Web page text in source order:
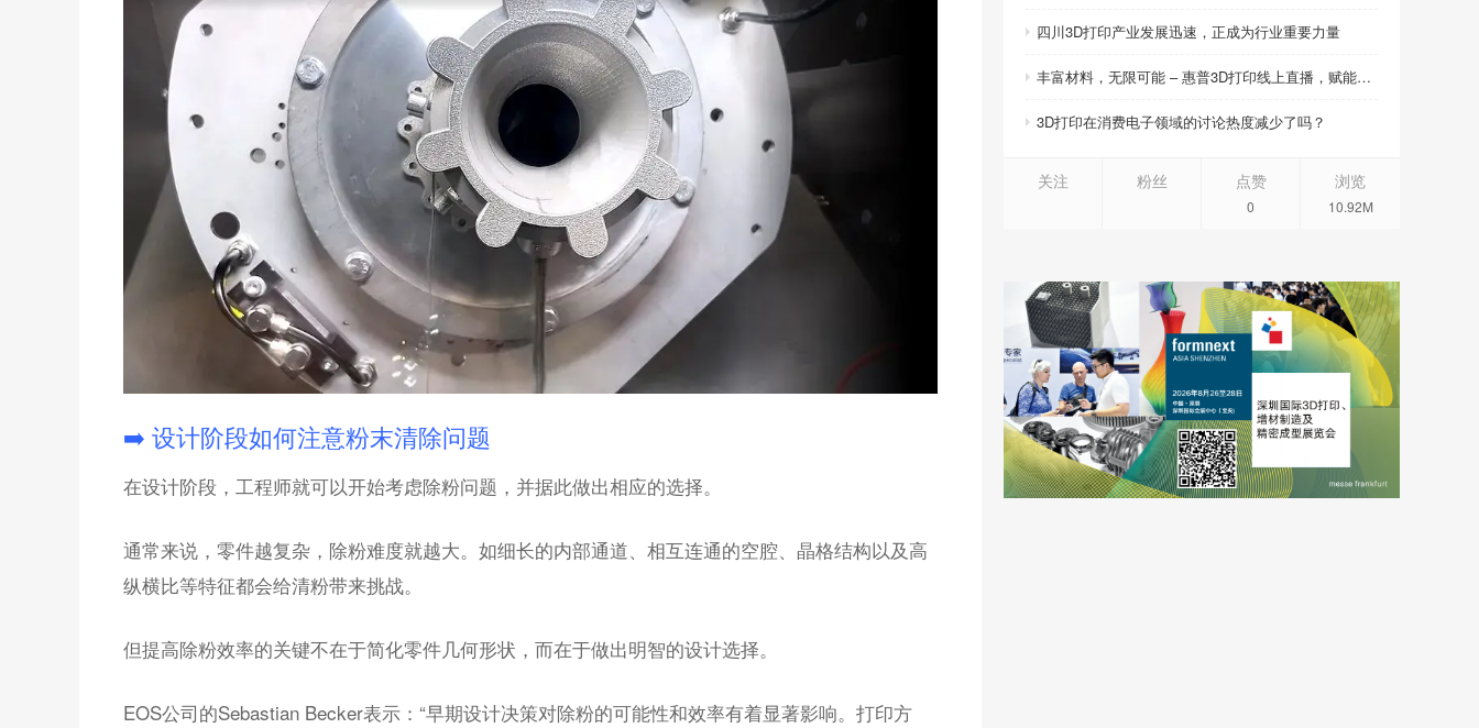
➡️ 设计阶段如何注意粉末清除问题
在设计阶段，工程师就可以开始考虑除粉问题，并据此做出相应的选择。
通常来说，零件越复杂，除粉难度就越大。如细长的内部通道、相互连通的空腔、晶格结构以及高
纵横比等特征都会给清粉带来挑战。
但提高除粉效率的关键不在于简化零件几何形状，而在于做出明智的设计选择。
EOS公司的Sebastian Becker表示：“早期设计决策对除粉的可能性和效率有着显著影响。打印方
四川3D打印产业发展迅速，正成为行业重要力量
丰富材料，无限可能 – 惠普3D打印线上直播，赋能产品创新
3D打印在消费电子领域的讨论热度减少了吗？
关注 粉丝 点赞
0
浏览
10.92M